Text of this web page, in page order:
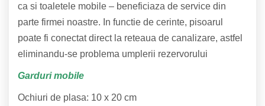
ca si toaletele mobile – beneficiaza de service din
parte firmei noastre. In functie de cerinte, pisoarul
poate fi conectat direct la reteaua de canalizare, astfel
eliminandu-se problema umplerii rezervorului
Garduri mobile
Ochiuri de plasa: 10 x 20 cm